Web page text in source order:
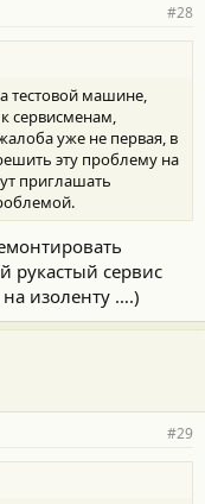
#28
тестовой машине,
сервисменам,
уже не первая, в
эту проблему на
приглашать
рукастый сервис
изоленту ….)
#29